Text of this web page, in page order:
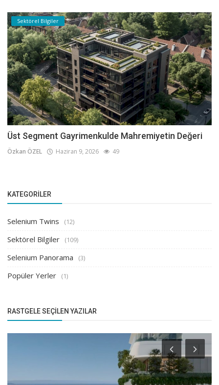
Sektörel Bilgiler
Üst Segment Gayrimenkulde Mahremiyetin Değeri
Özkan ÖZEL Haziran 9, 2026 49
KATEGORILER
Selenium Twins (12)
Sektörel Bilgiler (109)
Selenium Panorama (3)
Popüler Yerler (1)
RASTGELE SEÇILEN YAZILAR